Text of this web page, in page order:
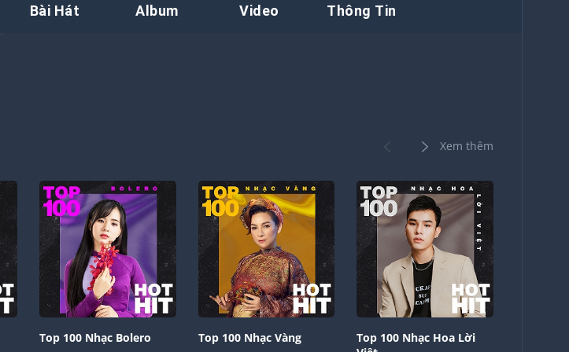
Bài Hát Album Video Thông Tin
Xem thêm
Top 100 Nhạc Bolero Top 100 Nhạc Vàng
Top 100 Nhạc Hoa Lời